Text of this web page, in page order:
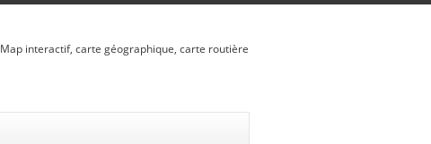
Map interactif, carte géographique, carte routière